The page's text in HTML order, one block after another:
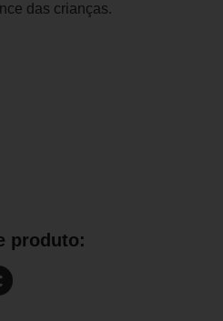
das crianças.
produto: